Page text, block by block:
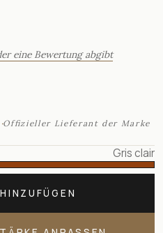
eine Bewertung abgibt
·Offizieller Lieferant der Marke
Gris clair